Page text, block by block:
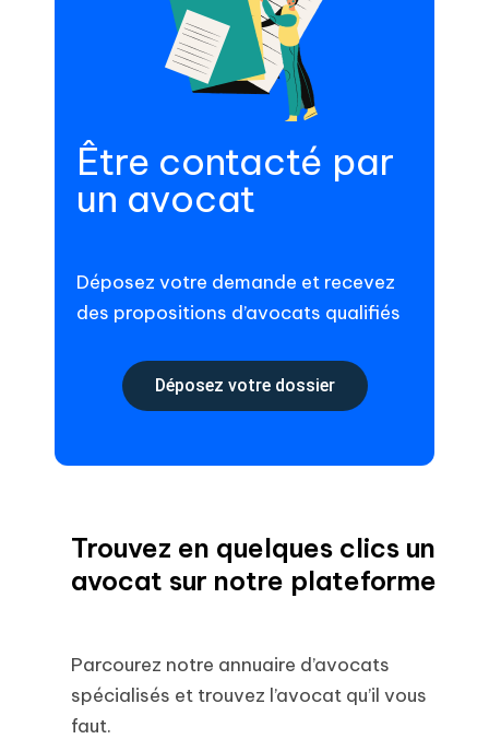
Être contacté par
un avocat
Déposez votre demande et recevez
des propositions d’avocats qualifiés
Déposez votre dossier
Trouvez en quelques clics un
avocat sur notre plateforme
Parcourez notre annuaire d’avocats
spécialisés et trouvez l’avocat qu’il vous
faut.